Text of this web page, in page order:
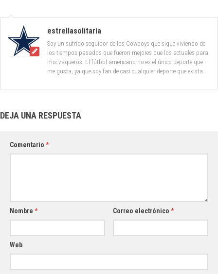
estrellasolitaria
Soy un sufrido seguidor de los Cowboys que sigue viviendo de
los tiempos pasados que fueron mejores que los actuales para
mis vaqueros. El fútbol americano no es el único deporte que
me gusta, ya que soy fan de casi cualquier deporte que exista.
DEJA UNA RESPUESTA
Comentario *
Nombre * Correo electrónico*
Web